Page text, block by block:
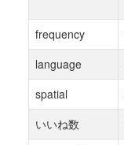
frequency
language
spatial
いいね数